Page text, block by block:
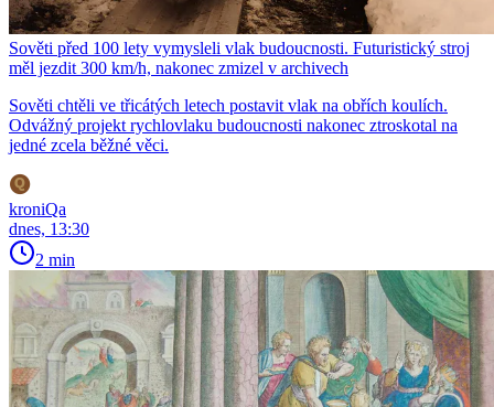
Sověti před 100 lety vymysleli vlak budoucnosti. Futuristický stroj
měl jezdit 300 km/h, nakonec zmizel v archivech
Sověti chtěli ve třicátých letech postavit vlak na obřích koulích.
Odvážný projekt rychlovlaku budoucnosti nakonec ztroskotal na
jedné zcela běžné věci.
kroniQa
dnes, 13:30
2 min